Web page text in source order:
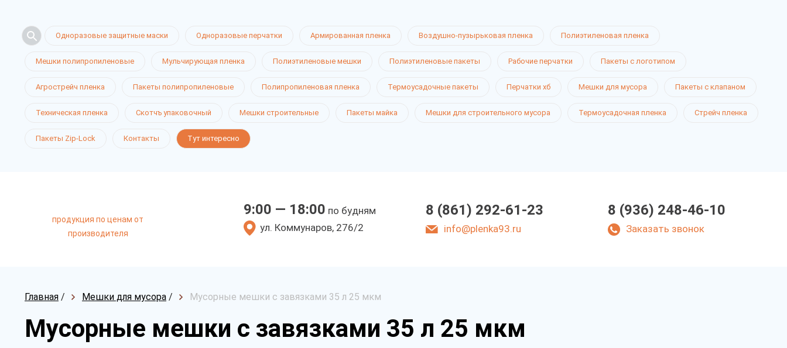
Одноразовые защитные маски Одноразовые перчатки Армированная пленка Воздушно-пузырьковая пленка Полиэтиленовая пленка
Мешки полипропиленовые Мульчирующая пленка Полиэтиленовые мешки Полиэтиленовые пакеты Рабочие перчатки Пакеты с логотипом
Агрострейч пленка Пакеты полипропиленовые Полипропиленовая пленка Термоусадочные пакеты Перчатки хб Мешки для мусора Пакеты с клапаном
Техническая пленка Скотчъ упаковочный Мешки строительные Пакеты майка Мешки для строительного мусора Термоусадочная пленка Стрейч пленка
Пакеты Zip-Lock Контакты Тут интересно
продукция по ценам от
производителя
9:00 — 18:00 по будням
ул. Коммунаров, 276/2
8 (861) 292-61-23
info@plenka93.ru
8 (936) 248-46-10
Заказать звонок
Главная / Мешки для мусора / Мусорные мешки с завязками 35 л 25 мкм
Мусорные мешки с завязками 35 л 25 мкм